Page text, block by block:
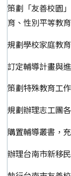
策劃「友善校園
育、性別平等教
規劃學校家庭教
訂定輔導計畫與
策劃特殊教育工
規劃辦理志工團
購置輔導叢書，
辦理台南市新移